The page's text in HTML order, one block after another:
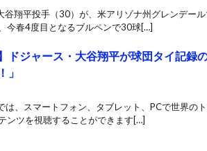
谷翔平投手（30）が、米アリゾナ州グレンデー
今春4度目となるブルペンで30球[…]
ドジャース・大谷翔平が球団タイ記録
」
は、スマートフォン、タブレット、PCで世界の
ンツを視聴することができます[…]